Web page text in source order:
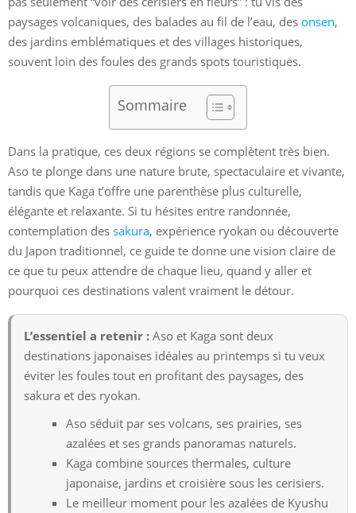
paysages volcaniques, des balades au fil de l’eau, des onsen,
des jardins emblématiques et des villages historiques,
souvent loin des foules des grands spots touristiques.
Sommaire
Dans la pratique, ces deux régions se complètent très bien.
Aso te plonge dans une nature brute, spectaculaire et vivante,
tandis que Kaga t’offre une parenthèse plus culturelle,
élégante et relaxante. Si tu hésites entre randonnée,
contemplation des sakura, expérience ryokan ou découverte
du Japon traditionnel, ce guide te donne une vision claire de
ce que tu peux attendre de chaque lieu, quand y aller et
pourquoi ces destinations valent vraiment le détour.
L’essentiel a retenir : Aso et Kaga sont deux
destinations japonaises idéales au printemps si tu veux
éviter les foules tout en profitant des paysages, des
sakura et des ryokan.
Aso séduit par ses volcans, ses prairies, ses
azalées et ses grands panoramas naturels.
Kaga combine sources thermales, culture
japonaise, jardins et croisière sous les cerisiers.
Le meilleur moment pour les azalées de Kyushu